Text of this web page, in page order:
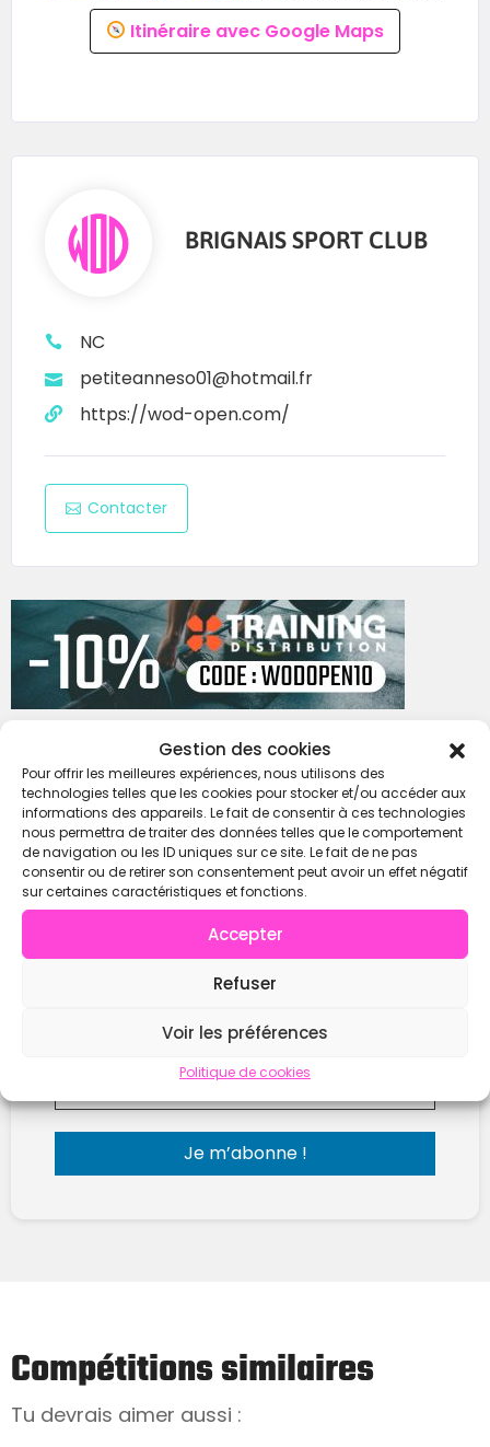
Gestion des cookies
Pour offrir les meilleures expériences, nous utilisons des
technologies telles que les cookies pour stocker et/ou accéder aux
informations des appareils. Le fait de consentir à ces technologies
nous permettra de traiter des données telles que le comportement
de navigation ou les ID uniques sur ce site. Le fait de ne pas
consentir ou de retirer son consentement peut avoir un effet négatif
sur certaines caractéristiques et fonctions.
Accepter
Refuser
Voir les préférences
Politique de cookies
Itinéraire avec Google Maps
BRIGNAIS SPORT CLUB
NC
petiteanneso01@hotmail.fr
https://wod-open.com/
Contacter
Ne rate plus les prochaines compétitions !
Reçois chaque semaine les nouvelles compètes
publiées sur WOD Open.
Compétitions similaires
Tu devrais aimer aussi :